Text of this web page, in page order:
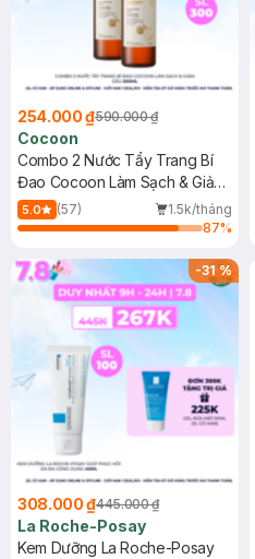
254.000 ₫590.000 ₫
Cocoon
Combo 2 Nước Tẩy Trang Bí
Đao Cocoon Làm Sạch & Giảm
Dầu 500ml
5.0 (57)
1.5k/tháng
87%
-31%
308.000 ₫445.000 ₫
La Roche-Posay
Kem Dưỡng La Roche-Posay